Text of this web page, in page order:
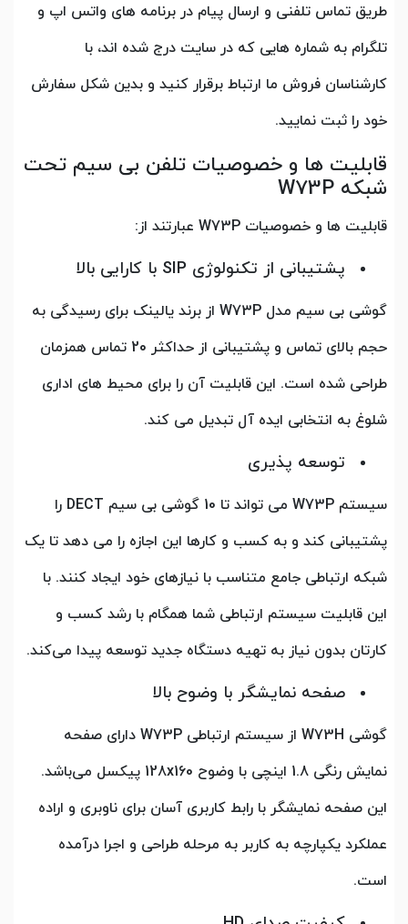
طریق تماس تلفنی و ارسال پیام در برنامه های واتس اپ و
تلگرام به شماره هایی که در سایت درج شده اند، با
کارشناسان فروش ما ارتباط برقرار کنید و بدین شکل سفارش
خود را ثبت نمایید.
قابلیت ها و خصوصیات تلفن بی سیم تحت
شبکه W73P
قابلیت ها و خصوصیات W73P عبارتند از:
پشتیبانی از تکنولوژی SIP با کارایی بالا
گوشی بی سیم مدل W73P از برند یالینک برای رسیدگی به
حجم بالای تماس و پشتیبانی از حداکثر 20 تماس همزمان
طراحی شده است. این قابلیت آن را برای محیط های اداری
شلوغ به انتخابی ایده آل تبدیل می کند.
توسعه پذیری
سیستم W73P می تواند تا 10 گوشی بی سیم DECT را
پشتیبانی کند و به کسب و کارها این اجازه را می دهد تا یک
شبکه ارتباطی جامع متناسب با نیازهای خود ایجاد کنند. با
این قابلیت سیستم ارتباطی شما همگام با رشد کسب و
کارتان بدون نیاز به تهیه دستگاه جدید توسعه پیدا می‌کند.
صفحه نمایشگر با وضوح بالا
گوشی W73H از سیستم ارتباطی W73P دارای صفحه
نمایش رنگی 1.8 اینچی با وضوح 128x160 پیکسل می‌باشد.
این صفحه نمایشگر با رابط کاربری آسان برای ناوبری و اراده
عملکرد یکپارچه به کاربر به مرحله طراحی و اجرا درآمده
است.